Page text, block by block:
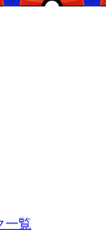
一覧